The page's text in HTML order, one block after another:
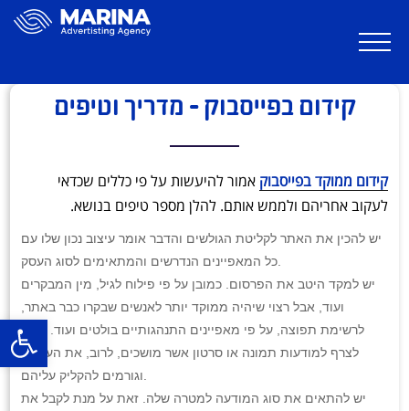
דילוג
לתוכן
קידום בפייסבוק – מדריך וטיפים
קידום ממוקד בפייסבוק אמור להיעשות על פי כללים שכדאי
לעקוב אחריהם ולממש אותם. להלן מספר טיפים בנושא.
יש להכין את האתר לקליטת הגולשים והדבר אומר עיצוב נכון שלו עם
יש למקד היטב את הפרסום. כמובן על פי פילוח לגיל, מין המבקרים
ועוד, אבל רצוי שיהיה ממוקד יותר לאנשים שבקרו כבר באתר,
לרשימת תפוצה, על פי מאפיינים התנהגותיים בולטים ועוד. כדאי
לצרף למודעות תמונה או סרטון אשר מושכים, לרוב, את העיניים
יש להתאים את סוג המודעה למטרה שלה. זאת על מנת לקבל את